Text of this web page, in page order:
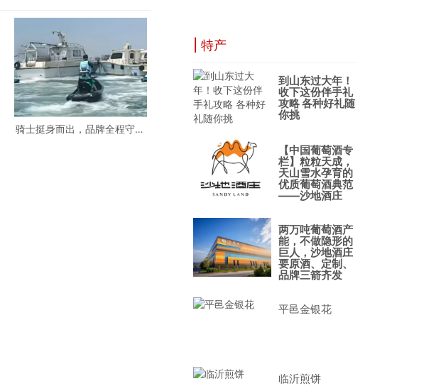
骑士挺身而出，品牌全程守护
| 特产
到山东过大年！
收下这份伴手礼
攻略 各种好礼随
你挑
【中国葡萄酒专
栏】粒粒天成，
天山雪水孕育的
优质葡萄酒典范
——沙地酒庄
两万吨葡萄酒产
能，不做隐形的
巨人，沙地酒庄
要原酒、定制、
品牌三箭齐发
平邑金银花
临沂煎饼